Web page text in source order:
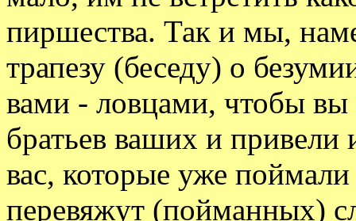
пиршества. Так и мы,
трапезу (беседу) о
вами - ловцами, чтобы
братьев ваших и
вас, которые уже
перевяжут (пойманных)